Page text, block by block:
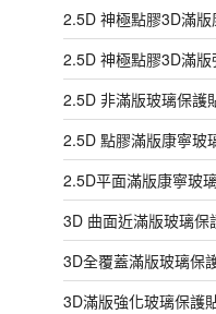
2.5D 神極點膠3D滿
2.5D 神極點膠3D滿
2.5D 非滿版玻璃保護
2.5D 點膠滿版康寧玻
2.5D平面滿版康寧玻
3D 曲面近滿版玻璃保
3D全覆蓋滿版玻璃保
3D滿版強化玻璃保護